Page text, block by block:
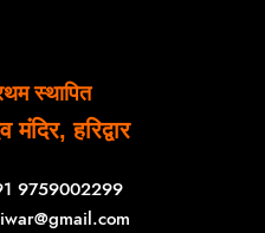
स्थापित
मंदिर, हरिद्वार
9759002299